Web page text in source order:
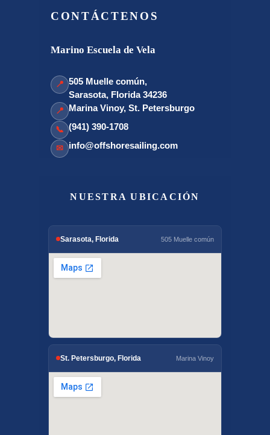
CONTÁCTENOS
Marino Escuela de Vela
📍 505 Muelle común,
Sarasota, Florida 34236
📍 Marina Vinoy, St. Petersburgo
📞 (941) 390-1708
✉ info@offshoresailing.com
NUESTRA UBICACIÓN
Sarasota, Florida 505 Muelle común
St. Petersburgo, Florida Marina Vinoy